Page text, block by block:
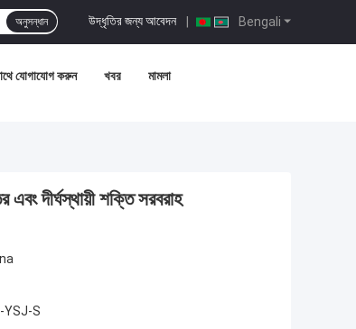
Bengali
উদ্ধৃতির জন্য আবেদন |
অনুসন্ধান
যোগাযোগ করুন খবর মামলা
দীর্ঘস্থায়ী শক্তি সরবরাহ
YSJ-S